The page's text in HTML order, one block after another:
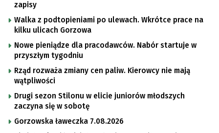
zapisy
Walka z podtopieniami po ulewach. Wkrótce prace na
kilku ulicach Gorzowa
Nowe pieniądze dla pracodawców. Nabór startuje w
przyszłym tygodniu
Rząd rozważa zmiany cen paliw. Kierowcy nie mają
wątpliwości
Drugi sezon Stilonu w elicie juniorów młodszych
zaczyna się w sobotę
Gorzowska ławeczka 7.08.2026